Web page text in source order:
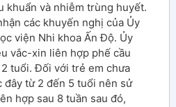
khuẩn và nhiễm trùng huyết.
các khuyến nghị của Ủy
viện Nhi khoa Ấn Độ. Ủy
vắc-xin liên hợp phế cầu
tuổi. Đối với trẻ em chưa
từ 2 đến 5 tuổi nên sử
hợp sau 8 tuần sau đó,